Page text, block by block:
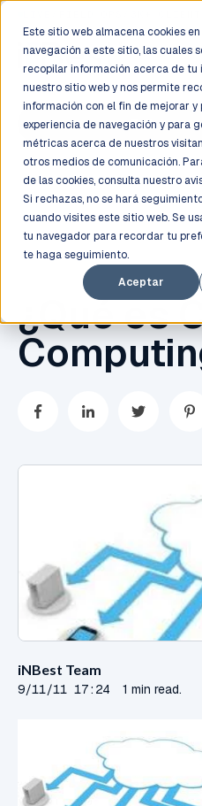
Este sitio web almacena cookies
navegación a este sitio, las cuales
recopilar información acerca de tu
nuestro sitio web y nos permite
información con el fin de mejorar y
experiencia de navegación y para
métricas acerca de nuestros
otros medios de comunicación.
de las cookies, consulta nuestro
Si rechazas, no se hará
cuando visites este sitio web. Se
tu navegador para recordar tu
te haga seguimiento.
Aceptar
Talk to an
CLOUD COMPUTING
¿Qué es
iNBest Team
9/11/11 17:24 1 min read.